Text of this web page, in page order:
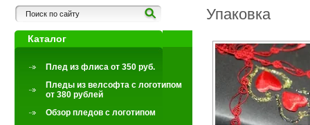
Каталог
Плед из флиса от 350 руб.
Пледы из велсофта с логотипом
от 380 рублей
Обзор пледов с логотипом
Упаковка